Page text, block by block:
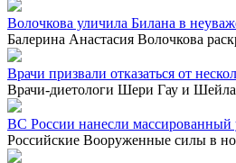
Волочкова уличила Билана в
Балерина Анастасия Волочкова
Врачи призвали отказаться от
Врачи-диетологи Шери Гау и Шейла
ВС России нанесли массированный
Российские Вооруженные силы в